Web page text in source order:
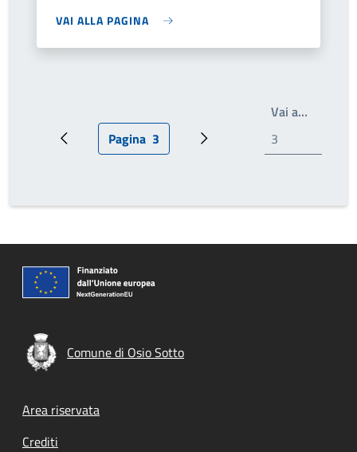
VAI ALLA PAGINA
Pagina precedentePagina attuale
Pagina 3 Prossima pagina
Vai a…
Comune di Osio Sotto
Footer menu
Area riservata
Crediti